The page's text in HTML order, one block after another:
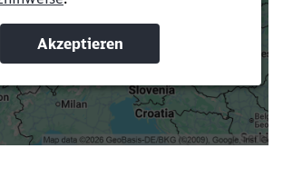
oder Filter hinzufügst.
Suchbegriffe eingeben
Filter setzen